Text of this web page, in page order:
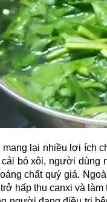
mang lại nhiều lợi ích
bó xôi, người dùng
chất quý giá.
hấp thu canxi và